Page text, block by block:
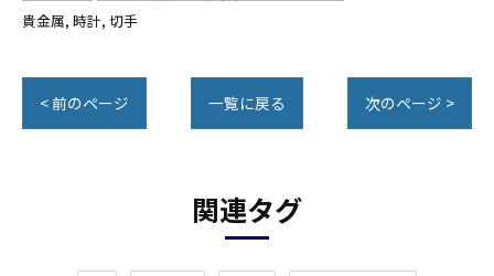
貴金属 時計 切手
< 前のページ 一覧に戻る 次のページ >
関連タグ